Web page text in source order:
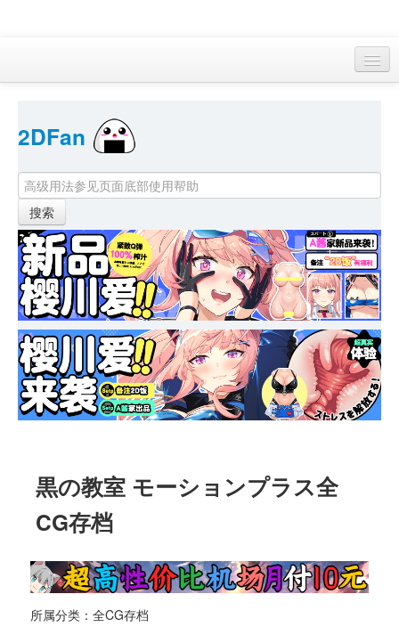
首页
找游戏
下资源
目录
本月新作
站内动态
小组
KF Online
2DFan
黒の教室 モーションプラス全
CG存档
所属分类：全CG存档